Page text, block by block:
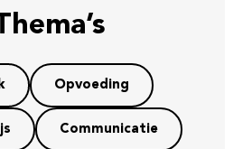
Opvoeding
Communicatie